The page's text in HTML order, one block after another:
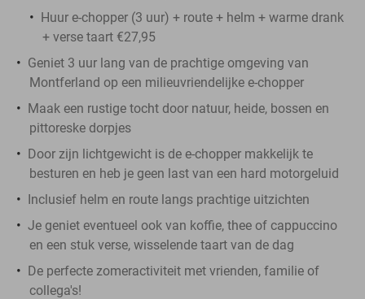
Huur e-chopper (3 uur) + route + helm + warme drank
+ verse taart €27,95
Geniet 3 uur lang van de prachtige omgeving van
Montferland op een milieuvriendelijke e-chopper
Maak een rustige tocht door natuur, heide, bossen en
pittoreske dorpjes
Door zijn lichtgewicht is de e-chopper makkelijk te
besturen en heb je geen last van een hard motorgeluid
Inclusief helm en route langs prachtige uitzichten
Je geniet eventueel ook van koffie, thee of cappuccino
en een stuk verse, wisselende taart van de dag
De perfecte zomeractiviteit met vrienden, familie of
collega's!